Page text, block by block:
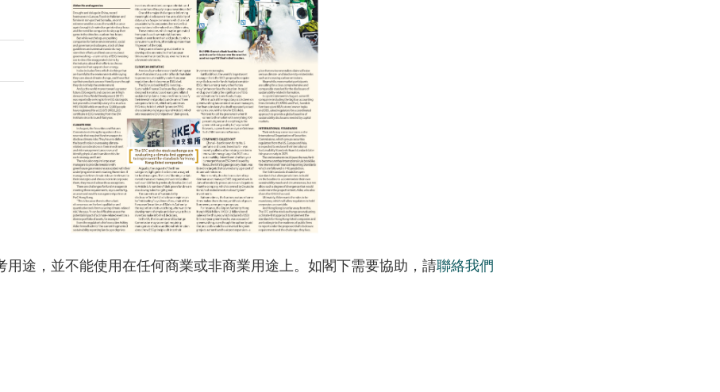
用途，並不能使用在任何商業或非商業用途上。如閣下需要協助，請聯絡我們